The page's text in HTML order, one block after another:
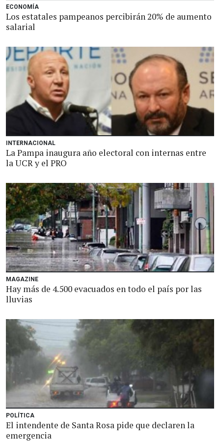
ECONOMÍA
Los estatales pampeanos percibirán 20% de aumento
salarial
INTERNACIONAL
La Pampa inaugura año electoral con internas entre
la UCR y el PRO
MAGAZINE
Hay más de 4.500 evacuados en todo el país por las
lluvias
POLÍTICA
El intendente de Santa Rosa pide que declaren la
emergencia